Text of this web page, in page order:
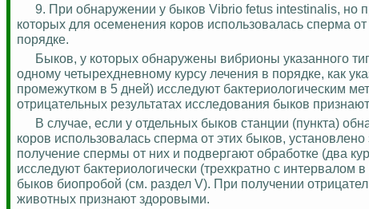
9. При обнаружении у быков Vibrio fetus intestinalis, но
которых для осеменения коров использовалась сперма
порядке.
Быков, у которых обнаружены вибрионы указанного
одному четырехдневному курсу лечения в порядке, как
промежутком в 5 дней) исследуют бактериологическим
отрицательных результатах исследования быков
В случае если у отдельных быков станции (пункта)
коров использовалась сперма от этих быков,
получение спермы от них и подвергают обработке (два
исследуют бактериологически (трехкратно с
быков биопробой (см. раздел V). При получении
животных признают здоровыми.